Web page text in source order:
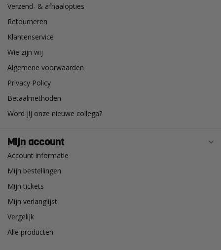
Verzend- & afhaalopties
Retourneren
Klantenservice
Wie zijn wij
Algemene voorwaarden
Privacy Policy
Betaalmethoden
Word jij onze nieuwe collega?
Mijn account
Account informatie
Mijn bestellingen
Mijn tickets
Mijn verlanglijst
Vergelijk
Alle producten